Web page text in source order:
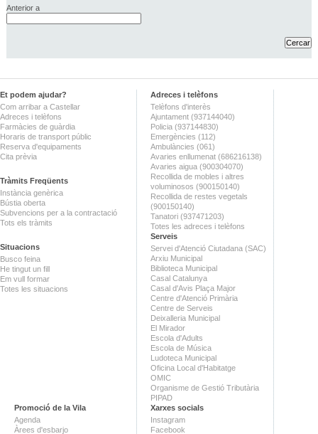
Anterior a
Et podem ajudar?
Com arribar a Castellar
Adreces i telèfons
Farmàcies de guàrdia
Horaris de transport públic
Reserva d'equipaments
Cita prèvia
Tràmits Freqüents
Instància genèrica
Bústia oberta
Subvencions per a la contractació
Tots els tràmits
Situacions
Busco feina
He tingut un fill
Em vull formar
Totes les situacions
Adreces i telèfons
Telèfons d'interès
Ajuntament (937144040)
Policia (937144830)
Emergències (112)
Ambulàncies (061)
Avaries enllumenat (686216138)
Avaries aigua (900304070)
Recollida de mobles i altres
voluminosos (900150140)
Recollida de restes vegetals
(900150140)
Tanatori (937471203)
Totes les adreces i telèfons
Serveis
Servei d'Atenció Ciutadana (SAC)
Arxiu Municipal
Biblioteca Municipal
Casal Catalunya
Casal d'Avis Plaça Major
Centre d'Atenció Primària
Centre de Serveis
Deixalleria Municipal
El Mirador
Escola d'Adults
Escola de Música
Ludoteca Municipal
Oficina Local d'Habitatge
OMIC
Organisme de Gestió Tributària
PIPAD
Promoció de la Vila
Agenda
Àrees d'esbarjo
Xarxes socials
Instagram
Facebook